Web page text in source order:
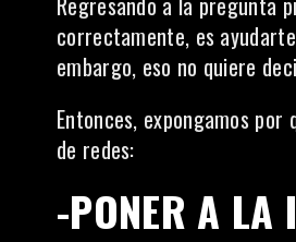
correctamente, es
embargo, eso no quiere
Entonces, expongamos
de redes:
-PONER A LA